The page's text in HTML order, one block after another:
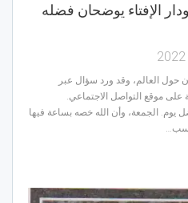
الإفتاء يوضحان فضله
حول العالم، وقد ورد سؤال عبر
على موقع التواصل الاجتماعي.
يوم. الجمعة، وأن الله خصه بساعة فيها